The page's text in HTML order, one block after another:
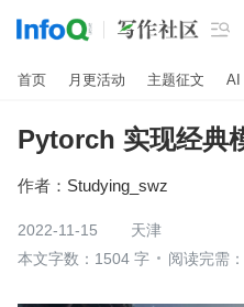

首页 月更活动 主题征文 AI
Pytorch 实现经典
作者： Studying_swz
2022-11-15
天津
本文字数：1504 字
阅读完需